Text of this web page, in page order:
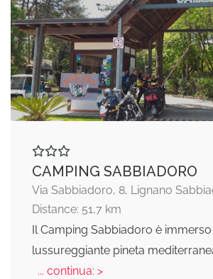
CAMPING SABBIADORO
Via Sabbiadoro, 8, Lignano
Distance: 51,7 km
Il Camping Sabbiadoro è immerso
lussureggiante pineta
... continua: >